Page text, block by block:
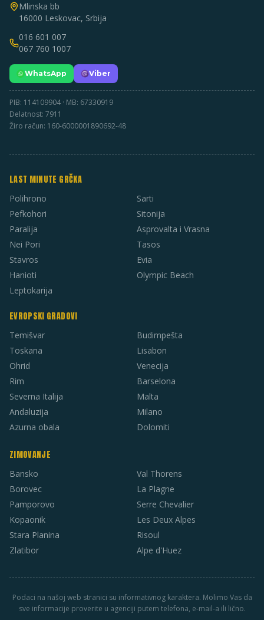
Mlinska bb
16000 Leskovac, Srbija
016 601 007
067 760 1007
WhatsApp Viber
PIB: 114109904 · MB: 67330919
Delatnost: 7911
Žiro račun: 160-6000001890692-48
LAST MINUTE GRČKA
Polihrono
Pefkohori
Paralija
Nei Pori
Stavros
Hanioti
Leptokarija
Sarti
Sitonija
Asprovalta i Vrasna
Tasos
Evia
Olympic Beach
EVROPSKI GRADOVI
Temišvar
Toskana
Ohrid
Rim
Severna Italija
Andaluzija
Azurna obala
Budimpešta
Lisabon
Venecija
Barselona
Malta
Milano
Dolomiti
ZIMOVANJE
Bansko
Borovec
Pamporovo
Kopaonik
Stara Planina
Zlatibor
Val Thorens
La Plagne
Serre Chevalier
Les Deux Alpes
Risoul
Alpe d'Huez
Podaci na našoj web stranici su informativnog karaktera. Molimo Vas da
sve informacije proverite u agenciji putem telefona, e-mail-a ili lično.